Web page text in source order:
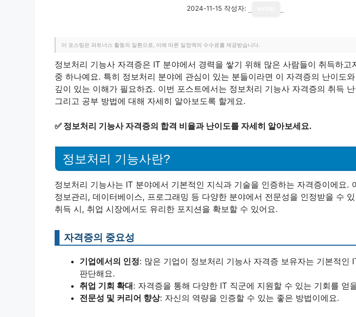
2024-11-15 작성자:
이 포스팅은 파트너스 활동의 일환으로, 이에 따른 일정액의 수수료를 제공받습니다.
정보처리 기능사 자격증은 IT 분야에서 경력을 쌓기 위해 많은 사람들이 취득하고
중 하나예요. 특히 정보처리 분야에 관심이 있는 분들이라면 이 자격증의 난이도
깊이 있는 이해가 필요하죠. 이번 포스트에서는 정보처리 기능사 자격증의 취득
그리고 공부 방법에 대해 자세히 알아보도록 할게요.
✅ 정보처리 기능사 자격증의 합격 비율과 난이도를 자세히 알아보세요.
정보처리 기능사란?
정보처리 기능사는 IT 분야에서 기본적인 지식과 기술을 인증하는 자격증이에요.
정보관리, 데이터베이스, 프로그래밍 등 다양한 분야에서 전문성을 인정받을 수
취득 시, 취업 시장에서도 유리한 포지션을 확보할 수 있어요.
자격증의 중요성
기업에서의 인정: 많은 기업이 정보처리 기능사 자격증 보유자는 기본적인
판단해요.
취업 기회 확대 : 자격증을 통해 다양한 IT 직군에 지원할 수 있는 기회를 얻
전문성 및 커리어 향상: 자신의 역량을 인증할 수 있는 좋은 방법이에요.